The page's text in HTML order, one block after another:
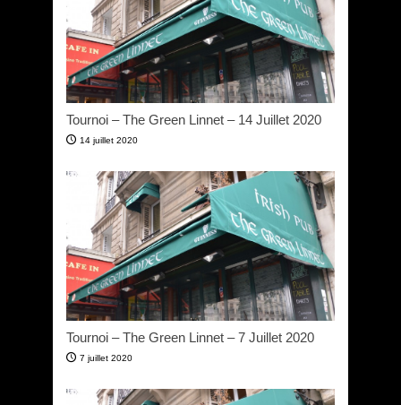
Tournoi – The Green Linnet – 14 Juillet 2020
14 juillet 2020
Tournoi – The Green Linnet – 7 Juillet 2020
7 juillet 2020